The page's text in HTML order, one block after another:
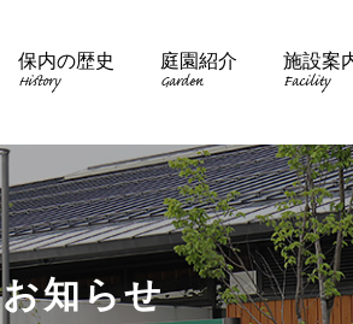
保内の歴史
History
庭園紹介
Garden
施設案
Facility
お知らせ